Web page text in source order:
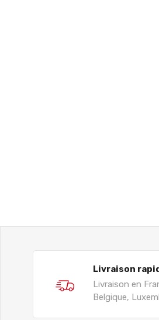
Livraison
Livraison en
Belgique,